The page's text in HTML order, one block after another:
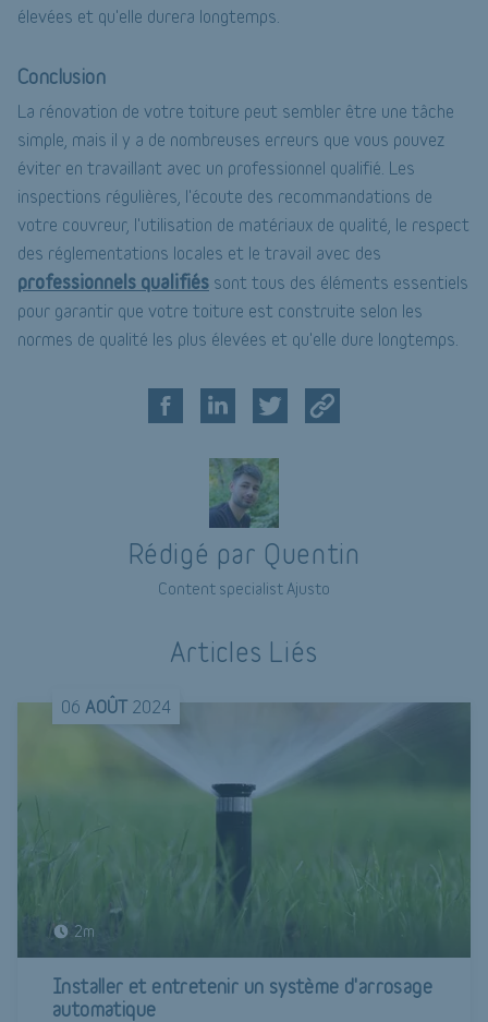
élevées et qu'elle durera longtemps.
Conclusion
La rénovation de votre toiture peut sembler être une tâche
simple, mais il y a de nombreuses erreurs que vous pouvez
éviter en travaillant avec un professionnel qualifié. Les
inspections régulières, l'écoute des recommandations de
votre couvreur, l'utilisation de matériaux de qualité, le respect
des réglementations locales et le travail avec des
professionnels qualifiés sont tous des éléments essentiels
pour garantir que votre toiture est construite selon les
normes de qualité les plus élevées et qu'elle dure longtemps.
Rédigé par Quentin
Content specialist Ajusto
Articles Liés
06 AOÛT 2024
2m
Installer et entretenir un système d'arrosage
automatique